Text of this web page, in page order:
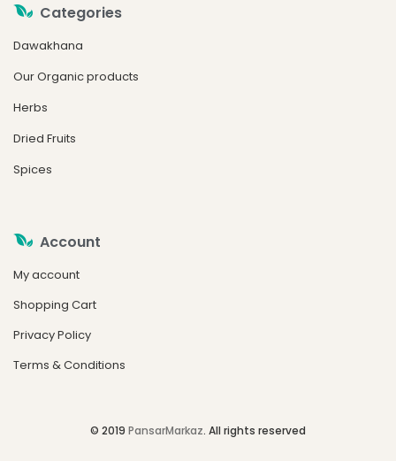
Categories
Dawakhana
Our Organic products
Herbs
Dried Fruits
Spices
Account
My account
Shopping Cart
Privacy Policy
Terms & Conditions
© 2019 PansarMarkaz. All rights reserved